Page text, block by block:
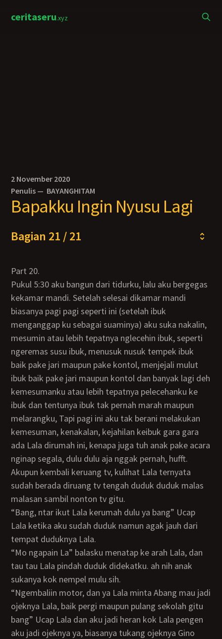
ceritaseru.xyz
2 November 2020
Penulis — BAYANGHITAM
Bapakku Ingin Nyusu Lagi
Bagian 21 / 21
part 20.
Pukul 5:30 aku bangun dari tidurku, lalu aku bergegas
kekamar mandi. Setelah selesai dikamar mandi
biasanya pagi pagi seperti ini (setelah ibuk
menganggap ku sebagai suaminya) aku suka nakalin,
mesumin atau lebih tepatnya nglecehin ibuk, seperti
ngeremas susu ibuk, menusuk nusuk tempek ibuk
baik pake jari maupun pake kontol, menjejali mulut
ibuk baik pake jari maupun kontol dan banyak lagi deh
kemesumanku atau lebih tepatnya pelecehanku ke
ibuk dan tentunya ibuk tak pernah marah maupun
melarangku, Tapi pagi ini aku tak berani melakukan
kemesuman, kenakalan, kejahilan keibuk gara gara
ada Lala dirumah ini, kenapa juga tuh anak pake acara
nginap segala, dulu dulu aja nggak pernah, hufft.
Akupun kembali keruang tv, kulihat Lala ternyata
sudah berada diruang tv tengah duduk duduk malas
malasan sambil nonton tv gitu.
“Bang, ntar ikut Lala kerumah dulu ya bang” Ucap
Lala ketika aku sudah duduk namun agak jauh dari
tempat duduknya Lala.
“Mo ngapain La” balasku menatap ke arah Lala, dan
tau tau Lala pindah duduk didekatku. ah nih anak
sukanya kok nempel mulu sih.
“ngembaliin motor, dan ya Lala minta Abang mau jadi
ojeknya Lala, baik pergi maupun pulang sekolah gitu
bang” Ucap Lala dan aku jadi heran kok Lala pengen
aku jadi ojeknya ya, biasanya tukang ojeknya Gino